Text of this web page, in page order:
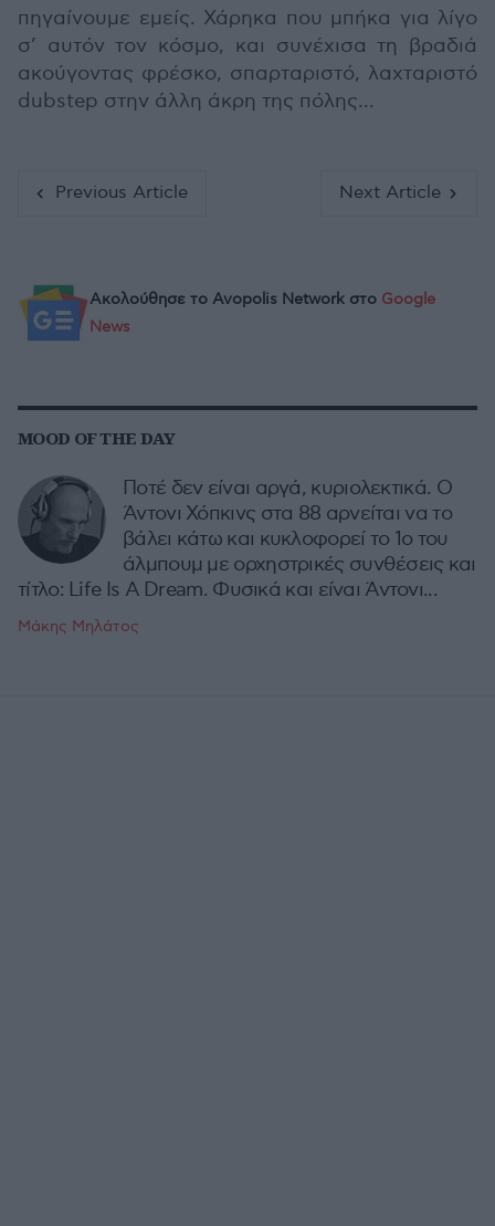
πηγαίνουμε εμείς. Χάρηκα που μπήκα για λίγο
σ’ αυτόν τον κόσμο, και συνέχισα τη βραδιά
ακούγοντας φρέσκο, σπαρταριστό, λαχταριστό
dubstep στην άλλη άκρη της πόλης...
Ακολούθησε το Avopolis Network στο Google
News
MOOD OF THE DAY
Ποτέ δεν είναι αργά, κυριολεκτικά. Ο
Άντονι Χόπκινς στα 88 αρνείται να το
βάλει κάτω και κυκλοφορεί το 1ο του
άλμπουμ με ορχηστρικές συνθέσεις και
τίτλο: Life Is A Dream. Φυσικά και είναι Άντονι...
Μάκης Μηλάτος
Previous Article Next Article